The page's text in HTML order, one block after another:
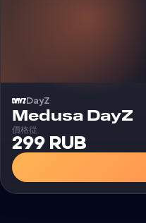
DayZ
Medusa DayZ
價格從
299 RUB